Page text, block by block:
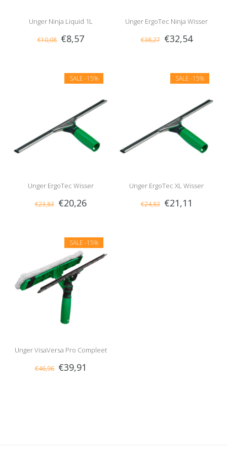
Unger Ninja Liquid 1L
€10,08 €8,57
Unger ErgoTec Ninja Wisser
Compleet
€38,27 €32,54
SALE -15%
Unger ErgoTec Wisser
Compleet
€23,83 €20,26
SALE -15%
Unger ErgoTec XL Wisser
Compleet
€24,83 €21,11
SALE -15%
Unger VisaVersa Pro Compleet
€46,96 €39,91